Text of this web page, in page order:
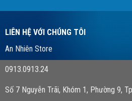
LIÊN HỆ VỚI CHÚNG TÔI
An Nhiên Store
0913.0913.24
Số 7 Nguyễn Trãi, Khóm 1, Phường 9,